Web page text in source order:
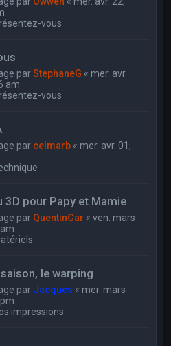
vous
parStephaneG « mer. avr.
am
vous
par celmarb « mer. avr. 01,
3D pour Papy et Mamie
par QuentinGar «ven. mars
le warping
par Jacques « mer. mars
impressions